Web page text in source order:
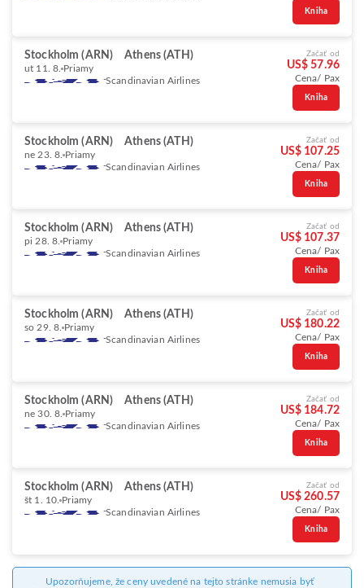
Kniha
Stockholm (ARN) Athens (ATH)
ut 11. 8. Priamy
Scandinavian Airlines
Začať od
US$ 57.96
Cena/ Pax
Kniha
Stockholm (ARN) Athens (ATH)
ne 23. 8. Priamy
Scandinavian Airlines
Začať od
US$ 107.25
Cena/ Pax
Kniha
Stockholm (ARN) Athens (ATH)
pi 28. 8. Priamy
Scandinavian Airlines
Začať od
US$ 107.37
Cena/ Pax
Kniha
Stockholm (ARN) Athens (ATH)
so 29. 8. Priamy
Scandinavian Airlines
Začať od
US$ 180.22
Cena/ Pax
Kniha
Stockholm (ARN) Athens (ATH)
ne 30. 8. Priamy
Scandinavian Airlines
Začať od
US$ 184.72
Cena/ Pax
Kniha
Stockholm (ARN) Athens (ATH)
št 1. 10. Priamy
Scandinavian Airlines
Začať od
US$ 260.57
Cena/ Pax
Kniha
Upozorňujeme, že ceny uvedené na tejto stránke nemusia byť